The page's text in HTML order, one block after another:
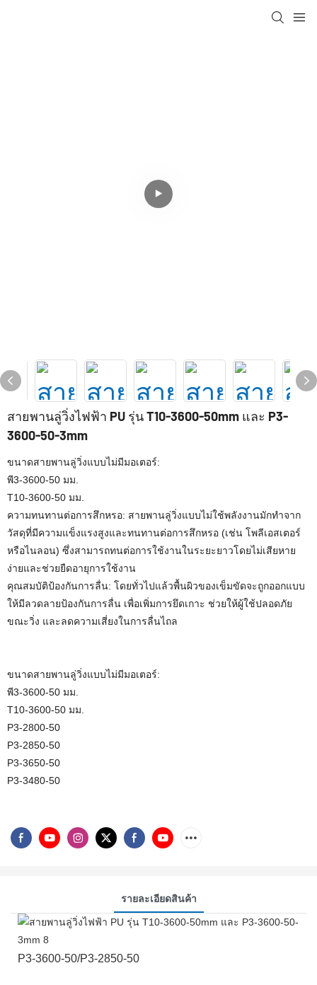
สายพานลู่วิ่งไฟฟ้า PU รุ่น T10-3600-50mm และ P3-
3600-50-3mm
ขนาดสายพานลู่วิ่งแบบไม่มีมอเตอร์:
พี3-3600-50 มม.
T10-3600-50 มม.
ความทนทานต่อการสึกหรอ: สายพานลู่วิ่งแบบไม่ใช้พลังงานมักทำจาก
วัสดุที่มีความแข็งแรงสูงและทนทานต่อการสึกหรอ (เช่น โพลีเอสเตอร์
หรือไนลอน) ซึ่งสามารถทนต่อการใช้งานในระยะยาวโดยไม่เสียหาย
ง่ายและช่วยยืดอายุการใช้งาน
คุณสมบัติป้องกันการลื่น: โดยทั่วไปแล้วพื้นผิวของเข็มขัดจะถูกออกแบบ
ให้มีลวดลายป้องกันการลื่น เพื่อเพิ่มการยึดเกาะ ช่วยให้ผู้ใช้ปลอดภัย
ขณะวิ่ง และลดความเสี่ยงในการลื่นไถล
ขนาดสายพานลู่วิ่งแบบไม่มีมอเตอร์:
พี3-3600-50 มม.
T10-3600-50 มม.
P3-2800-50
P3-2850-50
P3-3650-50
P3-3480-50
รายละเอียดสินค้า
P3-3600-50/P3-2850-50